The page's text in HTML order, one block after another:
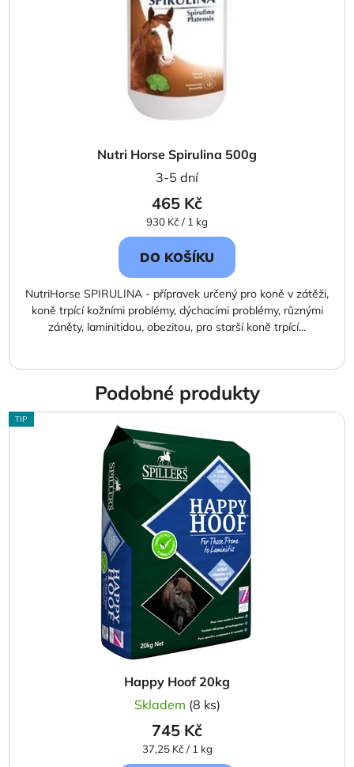
Nutri Horse Spirulina 500g
3-5 dní
465 Kč
Měrná
cena:
930 Kč / 1 kg
DO KOŠÍKU
NutriHorse SPIRULINA - přípravek určený pro koně v zátěži,
koně trpící kožními problémy, dýchacími problémy, různými
záněty, laminitidou, obezitou, pro starší koně trpící...
Podobné produkty
TIP
Happy Hoof 20kg
Skladem (8 ks)
745 Kč
Měrná
cena:
37,25 Kč / 1 kg